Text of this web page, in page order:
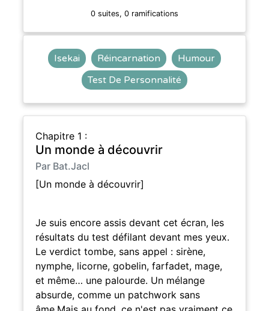
0 suites, 0 ramifications
Isekai Réincarnation
Humour
Test De Personnalité
Chapitre 1 :
Un monde à découvrir
Par Bat.Jacl
[Un monde à découvrir]
Je suis encore assis devant cet écran, les
résultats du test défilant devant mes yeux.
Le verdict tombe, sans appel : sirène,
nymphe, licorne, gobelin, farfadet, mage,
et même… une palourde. Un mélange
absurde, comme un patchwork sans